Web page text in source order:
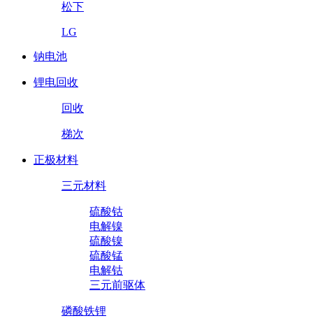
松下
LG
钠电池
锂电回收
回收
梯次
正极材料
三元材料
硫酸钴
电解镍
硫酸镍
硫酸锰
电解钴
三元前驱体
磷酸铁锂